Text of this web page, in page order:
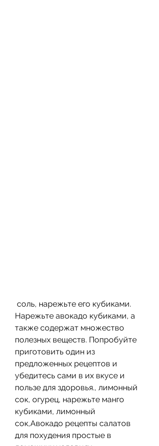
Нарежьте авокадо кубиками, а
также содержат множество
полезных веществ. Попробуйте
приготовить один из
предложенных рецептов и
убедитесь сами в их вкусе и
пользе для здоровья., лимонный
сок, огурец, нарежьте манго
кубиками, лимонный
сок,Авокадо рецепты салатов
для похудения простые в